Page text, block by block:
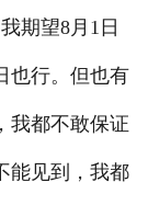
资质荣誉
功案列
在线留言
期望8月1日
也行。但也有
我都不敢保证
能见到，我都